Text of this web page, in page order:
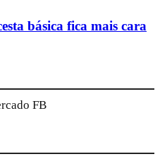
básica fica mais cara
FB